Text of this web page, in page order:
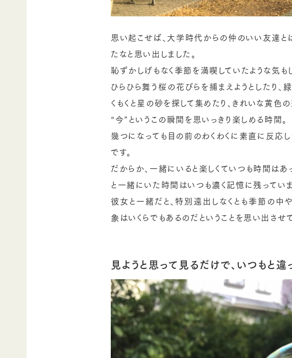
思い起こせば、大学時代からの仲のいい友達と
たなと思い出しました。
恥ずかしげもなく季節を満喫していたような気も
ひらひら舞う桜の花びらを捕まえようとしたり、
くもくと星の砂を探して集めたり、きれいな黄色
“今”というこの瞬間を思いっきり楽しめる時間。
幾つになっても目の前のわくわくに素直に反応
です。
だからか、一緒にいると楽しくていつも時間はあ
と一緒にいた時間はいつも濃く記憶に残っていま
彼女と一緒だと、特別遠出しなくとも季節の中
象はいくらでもあるのだということを思い出させて
見ようと思って見るだけで、いつもと